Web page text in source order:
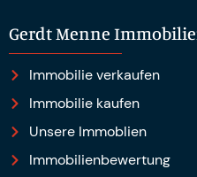
Gerdt Menne
Immobilie verkaufen
Immobilie kaufen
Unsere Immoblien
Immobilienbewertung